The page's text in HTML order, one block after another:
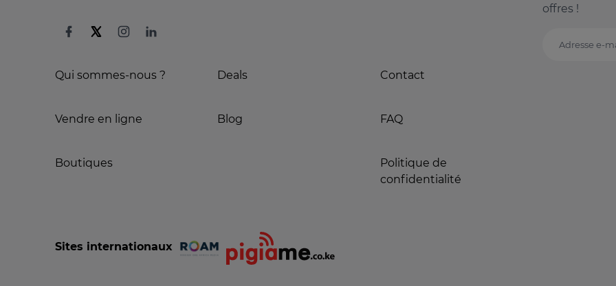
Qui sommes-nous ?
Vendre en ligne
Boutiques
Deals
Blog
Contact
FAQ
Politique de
confidentialité
offres !
Adresse e-
Sites internationaux